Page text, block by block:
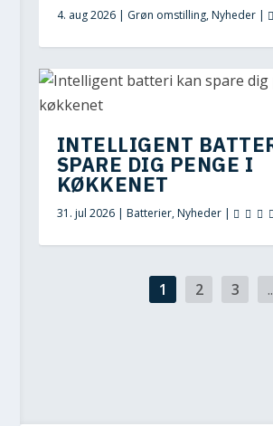
4. aug 2026| Grøn omstilling,Nyheder|
INTELLIGENT
SPARE DIG PENGE I
KØKKENET
31. jul 2026| Batterier,Nyheder|
1 2 3